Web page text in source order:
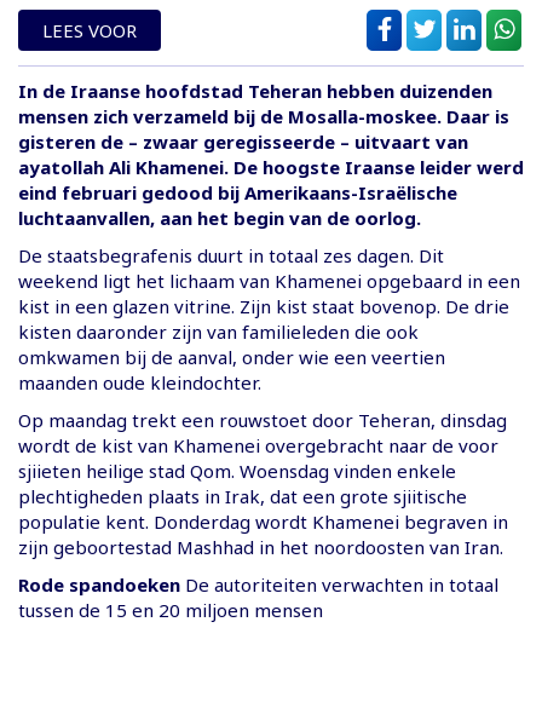
LEES VOOR
In de Iraanse hoofdstad Teheran hebben duizenden
mensen zich verzameld bij de Mosalla-moskee. Daar is
gisteren de – zwaar geregisseerde – uitvaart van
ayatollah Ali Khamenei. De hoogste Iraanse leider werd
eind februari gedood bij Amerikaans-Israëlische
luchtaanvallen, aan het begin van de oorlog.
De staatsbegrafenis duurt in totaal zes dagen. Dit
weekend ligt het lichaam van Khamenei opgebaard in een
kist in een glazen vitrine. Zijn kist staat bovenop. De drie
kisten daaronder zijn van familieleden die ook
omkwamen bij de aanval, onder wie een veertien
maanden oude kleindochter.
Op maandag trekt een rouwstoet door Teheran, dinsdag
wordt de kist van Khamenei overgebracht naar de voor
sjiieten heilige stad Qom. Woensdag vinden enkele
plechtigheden plaats in Irak, dat een grote sjiitische
populatie kent. Donderdag wordt Khamenei begraven in
zijn geboortestad Mashhad in het noordoosten van Iran.
Rode spandoeken De autoriteiten verwachten in totaal
tussen de 15 en 20 miljoen mensen